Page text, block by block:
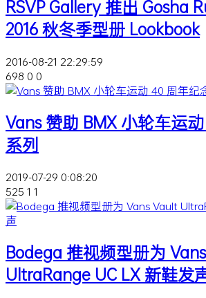
RSVP Gallery 推出 Gosha
2016 秋冬季型册 Lookbook
2016-08-21 22:29:59
698 0 0
Vans 赞助 BMX 小轮车运
系列
2019-07-29 0:08:20
525 1 1
Bodega 推视频型册为
UltraRange UC LX 新鞋发